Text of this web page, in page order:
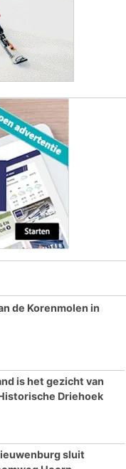
de Korenmolen in
is het gezicht van
Driehoek
sluit